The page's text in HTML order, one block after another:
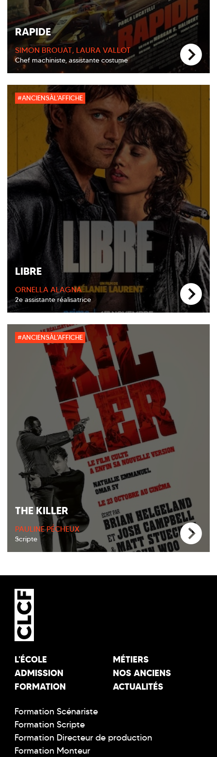
RAPIDE
SIMON BROUAT, LAURA VALLOT
Chef machiniste, assistante costume
#ANCIENSÀL'AFFICHE
LIBRE
ORNELLA ALAGNA
2e assistante réalisatrice
#ANCIENSÀL'AFFICHE
THE KILLER
PAULINE PÉCHEUX
Scripte
L'ÉCOLE
ADMISSION
FORMATION
MÉTIERS
NOS ANCIENS
ACTUALITÉS
Formation Scénariste
Formation Scripte
Formation Directeur de production
Formation Monteur